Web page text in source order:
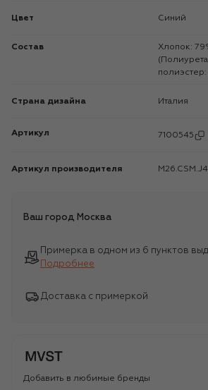
Цвет Синий
Состав
Хлопок: 79%; Модал: 19%; Эластан
полиэстер:
Страна дизайна Италия
Артикул 7100545
Артикул производителя
Ваш город Москва
Примерка в одном из 6 пунктов
Подробнее
Доставка с примеркой
Добавить в любимые бренды